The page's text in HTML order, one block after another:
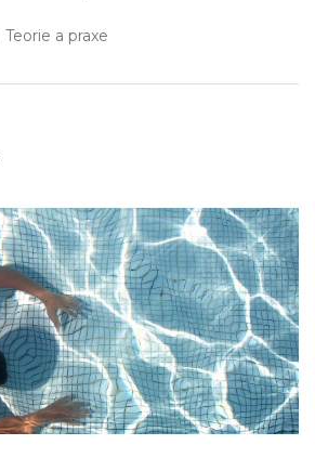
Teorie a praxe